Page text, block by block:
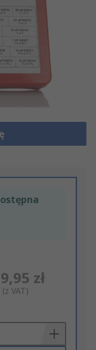
zł
(z VAT)